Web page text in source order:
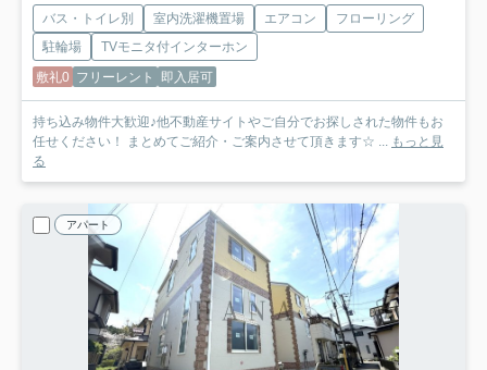
バス・トイレ別 室内洗濯機置場 エアコン
フローリング
駐輪場
TVモニタ付インターホン
敷礼0 フリーレント 即入居可
持ち込み物件大歓迎♪他不動産サイトやご自分でお探しされた物件もお
任せください！ まとめてご紹介・ご案内させて頂きます☆ ...
もっと見
る
アパート